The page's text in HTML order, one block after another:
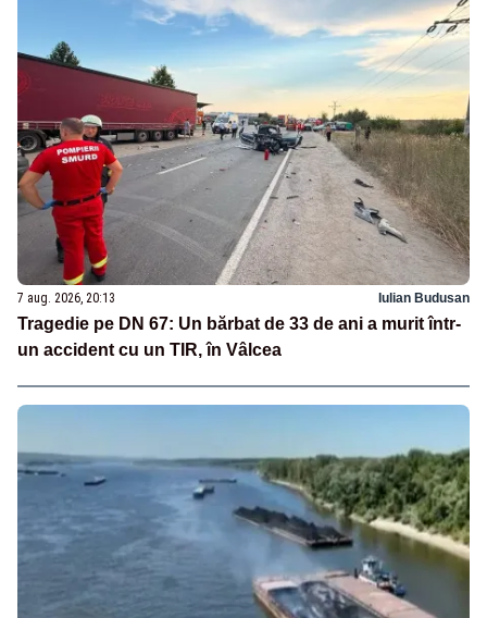
7 aug. 2026, 20:13 Iulian Budusan
Tragedie pe DN 67: Un bărbat de 33 de ani a murit într-
un accident cu un TIR, în Vâlcea